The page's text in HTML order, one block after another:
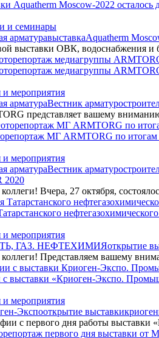
Aquatherm Moscow-2022 осталось
и семинары
арматуравыставкаAquatherm
выставки ОВК, водоснабжения и
медиагруппы
мероприятия
арматураВестник
представляет вашему
МГ ARMTORG по итогам
мероприятия
арматураВестник
2020
Вчера, 27 октября,
мероприятия
ГАЗ. НЕФТЕХИМИЯоткрытие
коллеги! Представляем вашему
выставки «Криоген-Экспо.
мероприятия
Экспооткрытие выставки
с первого дня работы